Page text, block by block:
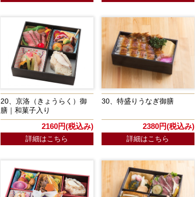
20、京洛（きょうらく）御
膳｜和菓子入り
2160円(税込み)
詳細はこちら
30、特盛りうなぎ御膳
2380円(税込み)
詳細はこちら